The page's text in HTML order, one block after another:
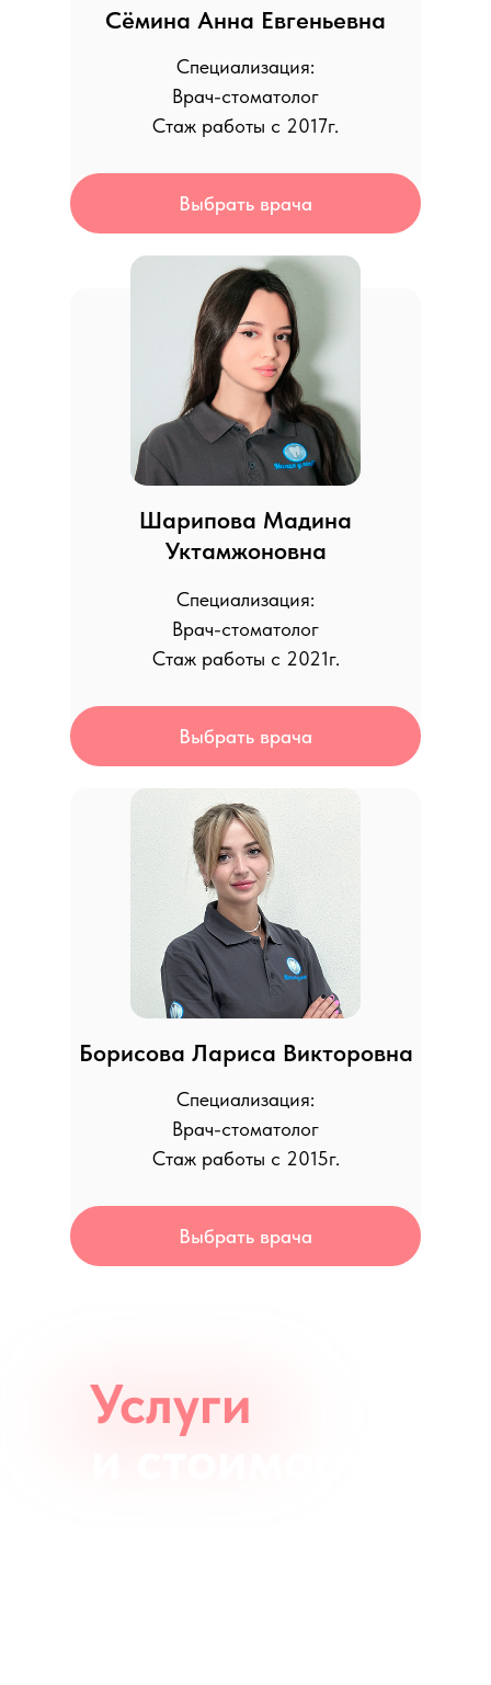
Выбрать врача
Сёмина Анна Евгеньевна
Специализация:
Врач-стоматолог
Стаж работы с 2017г.
Выбрать врача
Шарипова Мадина
Уктамжоновна
Специализация:
Врач-стоматолог
Стаж работы с 2021г.
Выбрать врача
Борисова Лариса Викторовна
Специализация:
Врач-стоматолог
Стаж работы с 2015г.
Услуги